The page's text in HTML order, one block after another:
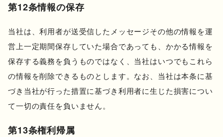
第12条情報の保存
当社は、利用者が送受信したメッセージその他の情報を運
営上一定期間保存していた場合であっても、かかる情報を
保存する義務を負うものではなく、当社はいつでもこれら
の情報を削除できるものとします。なお、当社は本条に基
づき当社が行った措置に基づき利用者に生じた損害につい
て一切の責任を負いません。
第13条権利帰属